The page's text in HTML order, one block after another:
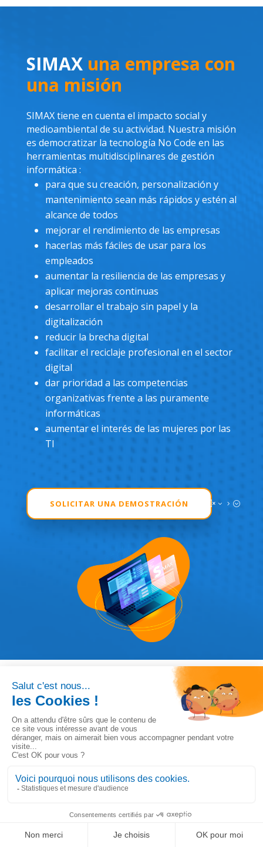
Solution de gestion ultra-personnalisable Descartar
SIMAX una empresa con
una misión
SIMAX tiene en cuenta el impacto social y
medioambiental de su actividad. Nuestra misión
es democratizar la tecnología No Code en las
herramientas multidisciplinares de gestión
informática :
para que su creación, personalización y
mantenimiento sean más rápidos y estén al
alcance de todos
mejorar el rendimiento de las empresas
hacerlas más fáciles de usar para los
empleados
aumentar la resiliencia de las empresas y
aplicar mejoras continuas
desarrollar el trabajo sin papel y la
digitalización
reducir la brecha digital
facilitar el reciclaje profesional en el sector
digital
dar prioridad a las competencias
organizativas frente a las puramente
informáticas
aumentar el interés de las mujeres por las
TI
SOLICITAR UNA DEMOSTRACIÓN
Testimonios SIMAX